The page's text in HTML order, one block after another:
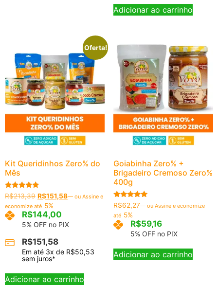
Adicionar ao carrinho
Oferta!
Kit Queridinhos Zero% do
Mês
Avaliação
5.00
de 5
R$213,39 R$151,58— ou Assine e
economize até 5%
R$144,00
5% OFF no PIX
R$151,58
Em até 3x de R$50,53
sem juros*
Adicionar ao carrinho
Goiabinha Zero% +
Brigadeiro Cremoso Zero%
400g
Avaliação
5.00
de 5
R$62,27—ou Assine e economize
até 5%
R$59,16
5% OFF no PIX
Adicionar ao carrinho